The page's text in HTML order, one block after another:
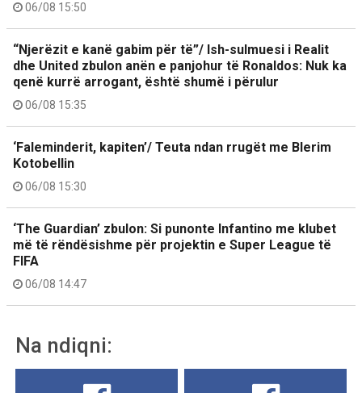
06/08 15:50
“Njerëzit e kanë gabim për të”/ Ish-sulmuesi i Realit
dhe United zbulon anën e panjohur të Ronaldos: Nuk ka
qenë kurrë arrogant, është shumë i përulur
06/08 15:35
‘Faleminderit, kapiten’/ Teuta ndan rrugët me Blerim
Kotobellin
06/08 15:30
‘The Guardian’ zbulon: Si punonte Infantino me klubet
më të rëndësishme për projektin e Super League të
FIFA
06/08 14:47
Na ndiqni: